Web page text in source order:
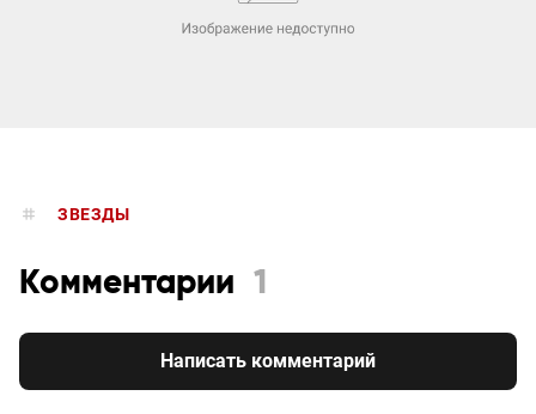
ЗВЕЗДЫ
Комментарии 1
Написать комментарий